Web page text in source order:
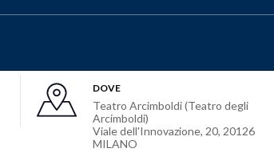
DOVE
Teatro Arcimboldi (Teatro degli
Arcimboldi)
Viale dell'Innovazione, 20, 20126
MILANO